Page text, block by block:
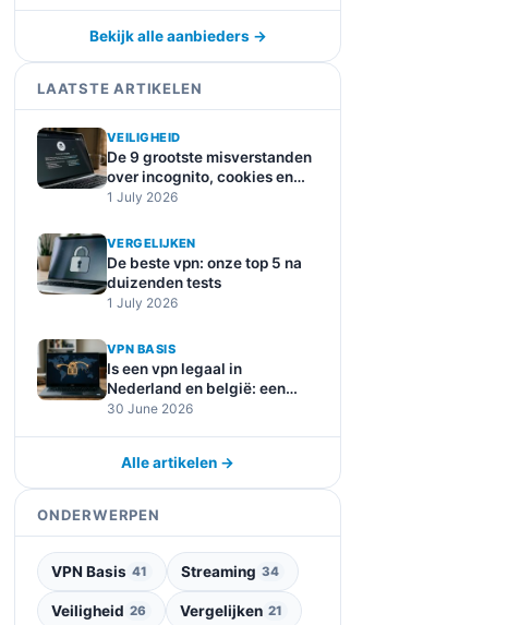
Bekijk alle aanbieders →
LAATSTE ARTIKELEN
VEILIGHEID
De 9 grootste misverstanden
over incognito, cookies en
online tracking
1 July 2026
VERGELIJKEN
De beste vpn: onze top 5 na
duizenden tests
1 July 2026
VPN BASIS
Is een vpn legaal in
Nederland en belgië: een
duidelijke uitleg
30 June 2026
Alle artikelen →
ONDERWERPEN
VPN Basis 41 Streaming 34
Veiligheid 26 Vergelijken 21